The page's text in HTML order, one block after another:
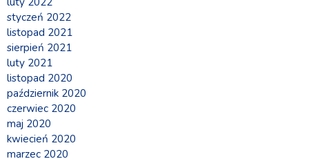
styczeń 2022
listopad 2021
sierpień 2021
luty 2021
listopad 2020
październik 2020
czerwiec 2020
maj 2020
kwiecień 2020
marzec 2020